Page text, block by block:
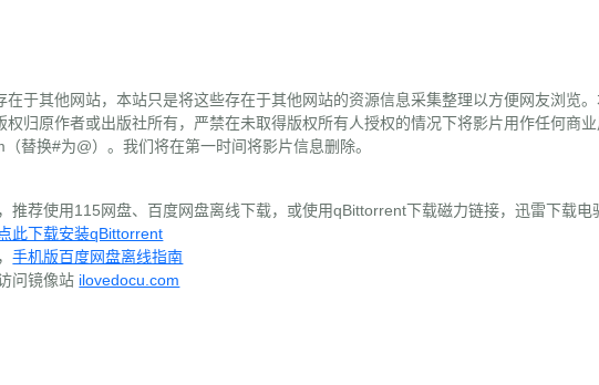
在于其他网站，本站只是将这些存在于其他网站的资源信息采集整理以方便网友浏览
归原作者或出版社所有，严禁在未取得版权所有人授权的情况下将影片用作任何商
替换#为@）。我们将在第一时间将影片信息删除。
推荐使用115网盘、百度网盘离线下载，或使用qBittorrent下载磁力链接，迅雷下载电
点此下载安装qBittorrent
，手机版百度网盘离线指南
问镜像站 ilovedocu.com